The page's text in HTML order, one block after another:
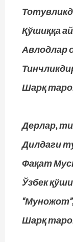
Қўшиққа
Авлодлар
Шарқ
Дерлар,
Дилдаги
Фақат
Ўзбек
“Муножот”,
Шарқ